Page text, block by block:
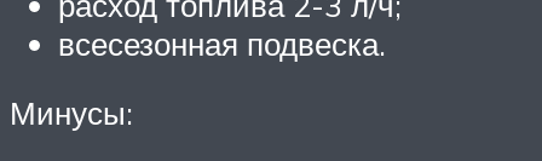
всесезонная подвеска.
Минусы: